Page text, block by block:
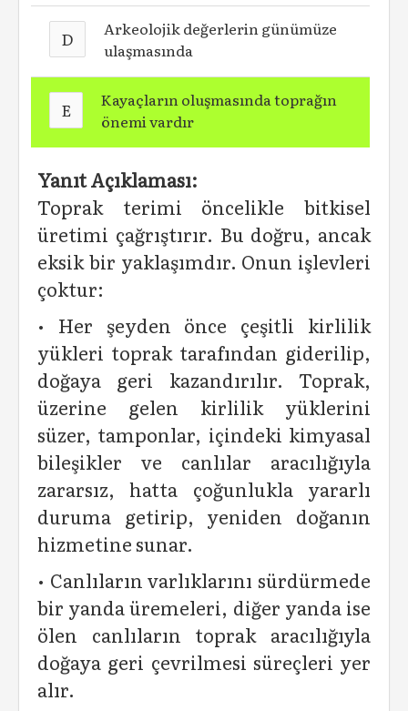
D
Arkeolojik değerlerin günümüze
ulaşmasında
E
Kayaçların oluşmasında toprağın
önemi vardır
Yanıt Açıklaması:
Toprak terimi öncelikle bitkisel
üretimi çağrıştırır. Bu doğru, ancak
eksik bir yaklaşımdır. Onun işlevleri
çoktur:
• Her şeyden önce çeşitli kirlilik
yükleri toprak tarafından giderilip,
doğaya geri kazandırılır. Toprak,
üzerine gelen kirlilik yüklerini
süzer, tamponlar, içindeki kimyasal
bileşikler ve canlılar aracılığıyla
zararsız, hatta çoğunlukla yararlı
duruma getirip, yeniden doğanın
hizmetine sunar.
• Canlıların varlıklarını sürdürmede
bir yanda üremeleri, diğer yanda ise
ölen canlıların toprak aracılığıyla
doğaya geri çevrilmesi süreçleri yer
alır.